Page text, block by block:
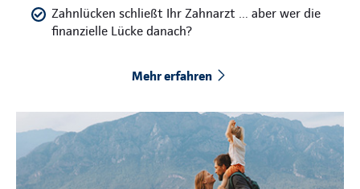
Zahnlücken schließt Ihr Zahnarzt … aber wer die
finanzielle Lücke danach?
Mehr erfahren